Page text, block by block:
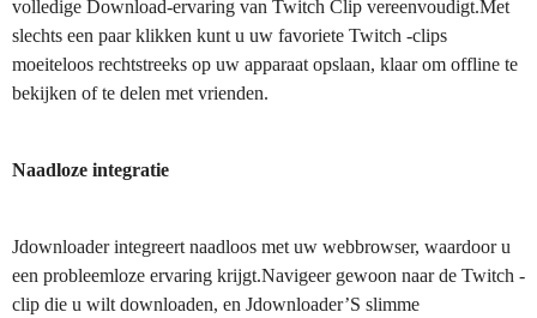
volledige Download-ervaring van Twitch Clip vereenvoudigt.Met
slechts een paar klikken kunt u uw favoriete Twitch -clips
moeiteloos rechtstreeks op uw apparaat opslaan, klaar om offline te
bekijken of te delen met vrienden.
Naadloze integratie
Jdownloader integreert naadloos met uw webbrowser, waardoor u
een probleemloze ervaring krijgt.Navigeer gewoon naar de Twitch -
clip die u wilt downloaden, en Jdownloader’S slimme